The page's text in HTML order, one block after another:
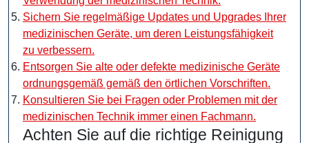
Sichern Sie regelmäßige Updates und Upgrades Ihrer
medizinischen Geräte, um deren Leistungsfähigkeit
zu verbessern.
Entsorgen Sie alte oder defekte medizinische Geräte
ordnungsgemäß gemäß den örtlichen Vorschriften.
Konsultieren Sie bei Fragen oder Problemen mit der
medizinischen Technik immer einen Fachmann.
Achten Sie auf die richtige Reinigung